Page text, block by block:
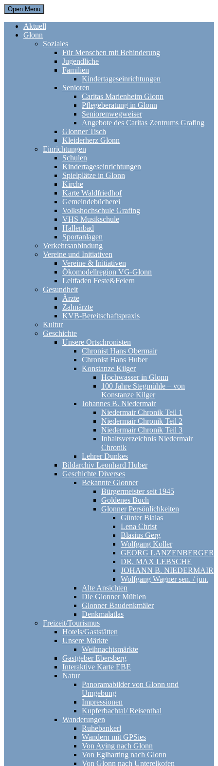
Open Menu
Aktuell
Glonn
Soziales
Für Menschen mit Behinderung
Jugendliche
Familien
Kindertageseinrichtungen
Senioren
Caritas Marienheim Glonn
Pflegeberatung in Glonn
Seniorenwegweiser
Angebote des Caritas Zentrums Grafing
Glonner Tisch
Kleiderherz Glonn
Einrichtungen
Schulen
Kindertageseinrichtungen
Spielplätze in Glonn
Kirche
Karte Waldfriedhof
Gemeindebücherei
Volkshochschule Grafing
VHS Musikschule
Hallenbad
Sportanlagen
Verkehrsanbindung
Vereine und Initiativen
Vereine & Initiativen
Ökomodellregion VG-Glonn
Leitfaden Feste&Feiern
Gesundheit
Ärzte
Zahnärzte
KVB-Bereitschaftspraxis
Kultur
Geschichte
Unsere Ortschronisten
Chronist Hans Obermair
Chronist Hans Huber
Konstanze Kilger
Hochwasser in Glonn
100 Jahre Stegmühle – von
Konstanze Kilger
Johannes B. Niedermair
Niedermair Chronik Teil 1
Niedermair Chronik Teil 2
Niedermair Chronik Teil 3
Inhaltsverzeichnis Niedermair
Chronik
Lehrer Dunkes
Bildarchiv Leonhard Huber
Geschichte Diverses
Bekannte Glonner
Bürgermeister seit 1945
Goldenes Buch
Glonner Persönlichkeiten
Günter Bialas
Lena Christ
Blasius Gerg
Wolfgang Koller
GEORG LANZENBERGER
DR. MAX LEBSCHE
JOHANN B. NIEDERMAIR
Wolfgang Wagner sen. / jun.
Alte Ansichten
Die Glonner Mühlen
Glonner Baudenkmäler
Denkmalatlas
Freizeit/Tourismus
Hotels/Gaststätten
Unsere Märkte
Weihnachtsmärkte
Gastgeber Ebersberg
Interaktive Karte EBE
Natur
Panoramabilder von Glonn und
Umgebung
Impressionen
Kupferbachtal/ Reisenthal
Wanderungen
Ruhebankerl
Wandern mit GPSies
Von Aying nach Glonn
Von Eglharting nach Glonn
Von Glonn nach Unterelkofen